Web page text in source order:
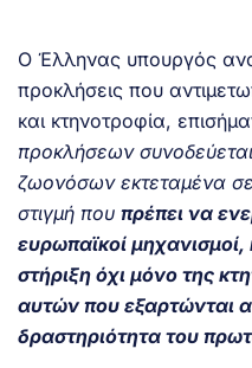
Ο Έλληνας υπουργός
προκλήσεις που
και κτηνοτροφία,
προκλήσεων
ζωονόσων εκτεταμένα
στιγμή που πρέπει να
ευρωπαϊκοί
στήριξη όχι μόνο της
αυτών που εξαρτώνται
δραστηριότητα του